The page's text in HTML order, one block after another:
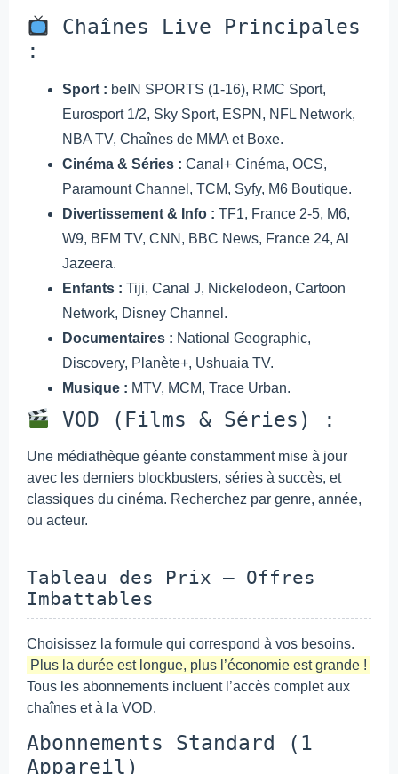
Chaînes Live Principales
:
Sport : beIN SPORTS (1-16), RMC Sport,
Eurosport 1/2, Sky Sport, ESPN, NFL Network,
NBA TV, Chaînes de MMA et Boxe.
Cinéma & Séries : Canal+ Cinéma, OCS,
Paramount Channel, TCM, Syfy, M6 Boutique.
Divertissement & Info : TF1, France 2-5, M6,
W9, BFM TV, CNN, BBC News, France 24, Al
Jazeera.
Enfants : Tiji, Canal J, Nickelodeon, Cartoon
Network, Disney Channel.
Documentaires : National Geographic,
Discovery, Planète+, Ushuaia TV.
Musique : MTV, MCM, Trace Urban.
VOD (Films & Séries) :
Une médiathèque géante constamment mise à jour
avec les derniers blockbusters, séries à succès, et
classiques du cinéma. Recherchez par genre, année,
ou acteur.
Tableau des Prix – Offres
Imbattables
Choisissez la formule qui correspond à vos besoins.
Plus la durée est longue, plus l’économie est grande !
Tous les abonnements incluent l’accès complet aux
chaînes et à la VOD.
Abonnements Standard (1
Appareil)